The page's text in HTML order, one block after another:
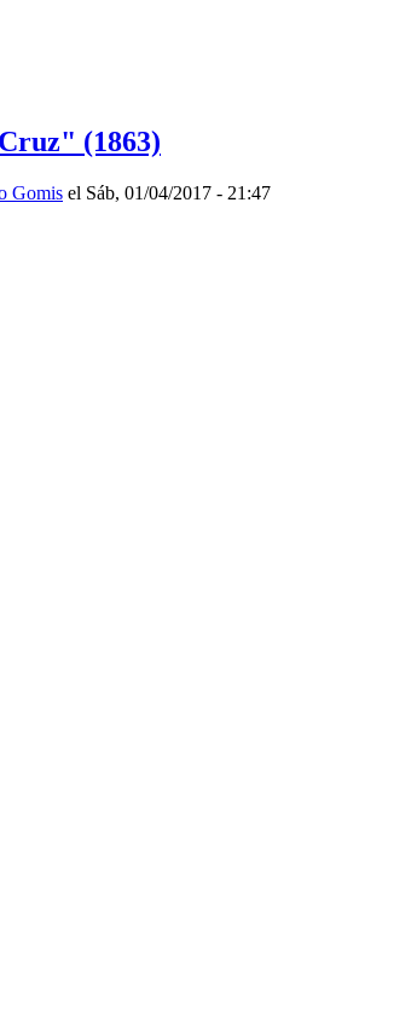
(1863)
Gomis el Sáb, 01/04/2017 - 21:47